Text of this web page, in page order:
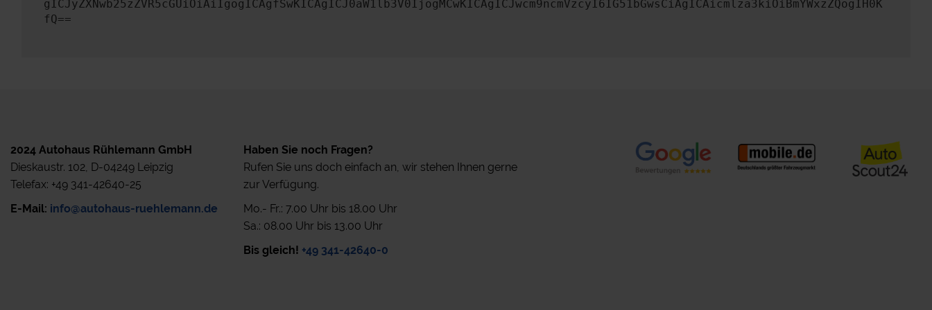
gICJyZXNwb25zZVR5cGUiOiAiIgogICAgfSwKICAgICJ0aW1lb3V0IjogMCwKICAgICJwcm9ncmVzcyI6IG51bGwsCiAgICAicmlza3kiOiBmYWxzZQogIH0K
fQ==
2024 Autohaus Rühlemann GmbH
Dieskaustr. 102, D-04249 Leipzig
Telefax: +49 341-42640-25
E-Mail: info@autohaus-ruehlemann.de
Haben Sie noch Fragen?
Rufen Sie uns doch einfach an, wir stehen Ihnen gerne
zur Verfügung.
Mo.- Fr.: 7.00 Uhr bis 18.00 Uhr
Sa.: 08.00 Uhr bis 13.00 Uhr
Bis gleich! +49 341-42640-0